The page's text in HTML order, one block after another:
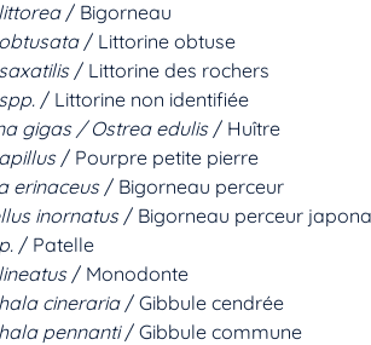
/ Bigorneau
/ Littorine obtuse
/ Littorine des rochers
/ Littorine non identifiée
gigas / Ostrea edulis/ Huître
/ Pourpre petite pierre
erinaceus/ Bigorneau perceur
inornatus/ Bigorneau perceur
/ Patelle
/ Monodonte
cineraria/ Gibbule cendrée
pennanti/ Gibbule commune